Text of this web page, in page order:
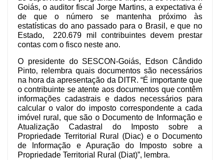
Goiás, o auditor fiscal Jorge Martins, a expectativa é
de que o número se mantenha próximo às
estatísticas do ano passado para o Brasil, e que no
Estado,  220.679 mil contribuintes devem prestar
contas com o fisco neste ano.
O presidente do SESCON-Goiás, Edson Cândido
Pinto, relembra quais documentos são necessários
na hora da apresentação da DITR. “É importante que
o contribuinte se atente aos documentos que contêm
informações cadastrais e dados necessários para
calcular o valor do imposto correspondente a cada
imóvel rural, que são o Documento de Informação e
Atualização Cadastral do Imposto sobre a
Propriedade Territorial Rural (Diac) e o Documento
de Informação e Apuração do Imposto sobre a
Propriedade Territorial Rural (Diat)”, lembra.